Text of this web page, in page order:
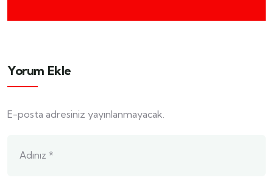
Yorum Ekle
E-posta adresiniz yayınlanmayacak.